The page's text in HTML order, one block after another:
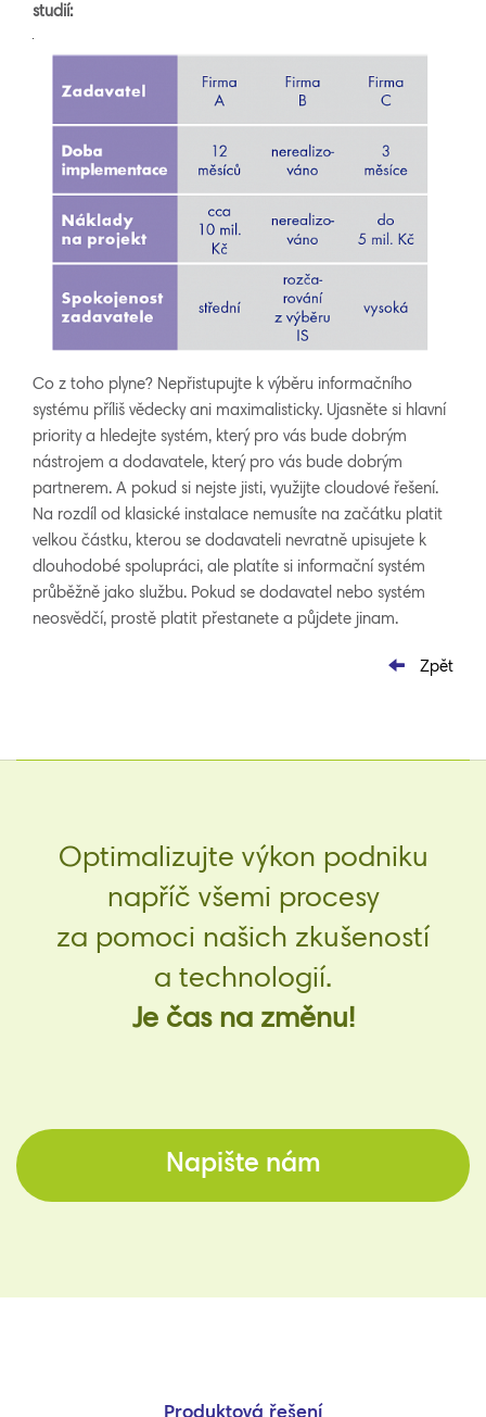
studií:
Co z toho plyne? Nepřistupujte k výběru informačního
systému příliš vědecky ani maximalisticky. Ujasněte si hlavní
priority a hledejte systém, který pro vás bude dobrým
nástrojem a dodavatele, který pro vás bude dobrým
partnerem. A pokud si nejste jisti, využijte cloudové řešení.
Na rozdíl od klasické instalace nemusíte na začátku platit
velkou částku, kterou se dodavateli nevratně upisujete k
dlouhodobé spolupráci, ale platíte si informační systém
průběžně jako službu. Pokud se dodavatel nebo systém
neosvědčí, prostě platit přestanete a půjdete jinam.
Zpět
Optimalizujte výkon podniku
napříč všemi procesy
za pomoci našich zkušeností
a technologií.
Je čas na změnu!
Napište nám